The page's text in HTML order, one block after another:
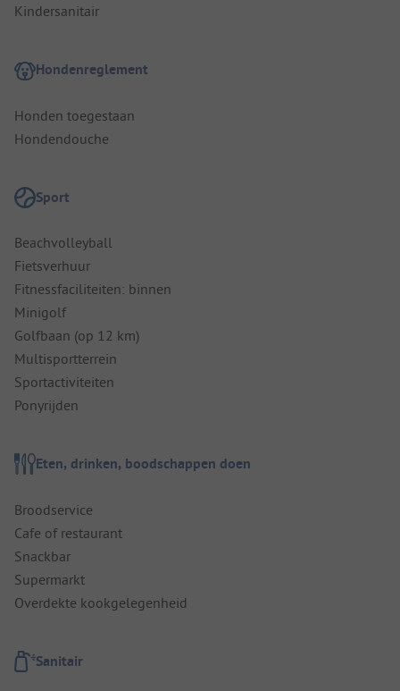
Kindersanitair
Hondenreglement
Honden toegestaan
Hondendouche
Sport
Beachvolleyball
Fietsverhuur
Fitnessfaciliteiten: binnen
Minigolf
Golfbaan (op 12 km)
Multisportterrein
Sportactiviteiten
Ponyrijden
Eten, drinken, boodschappen doen
Broodservice
Cafe of restaurant
Snackbar
Supermarkt
Overdekte kookgelegenheid
Sanitair